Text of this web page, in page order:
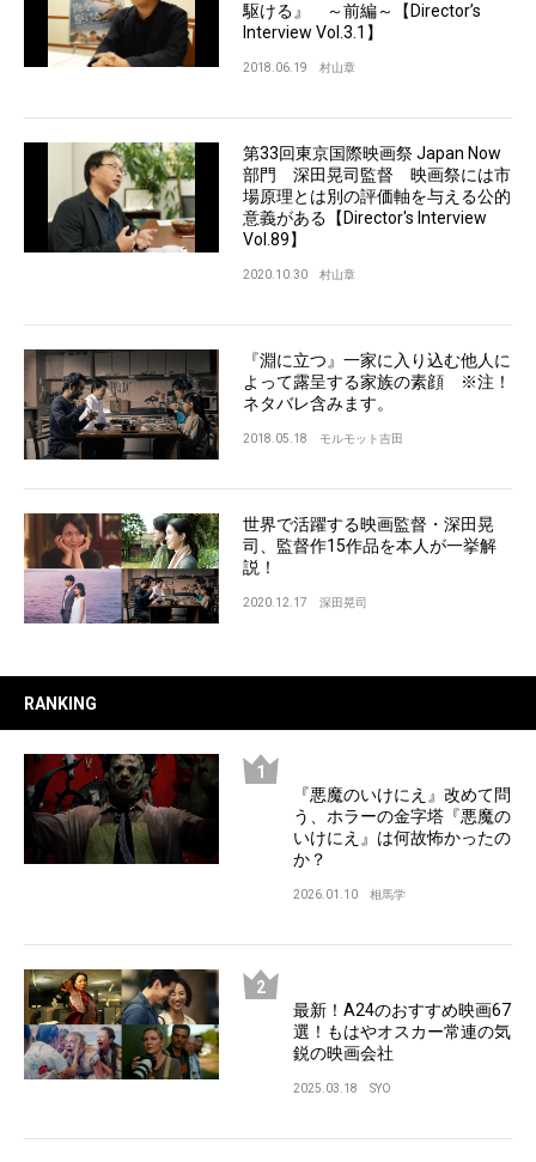
駆ける』 ～前編～【Director’s
Interview Vol.3.1】
2018.06.19 村山章
第33回東京国際映画祭 Japan Now
部門 深田晃司監督 映画祭には市
場原理とは別の評価軸を与える公的
意義がある【Director's Interview
Vol.89】
2020.10.30 村山章
『淵に立つ』一家に入り込む他人に
よって露呈する家族の素顔 ※注！
ネタバレ含みます。
2018.05.18 モルモット吉田
世界で活躍する映画監督・深田晃
司、監督作15作品を本人が一挙解
説！
2020.12.17 深田晃司
RANKING
『悪魔のいけにえ』改めて問
う、ホラーの金字塔『悪魔の
いけにえ』は何故怖かったの
か？
2026.01.10 相馬学
最新！A24のおすすめ映画67
選！もはやオスカー常連の気
鋭の映画会社
2025.03.18 SYO